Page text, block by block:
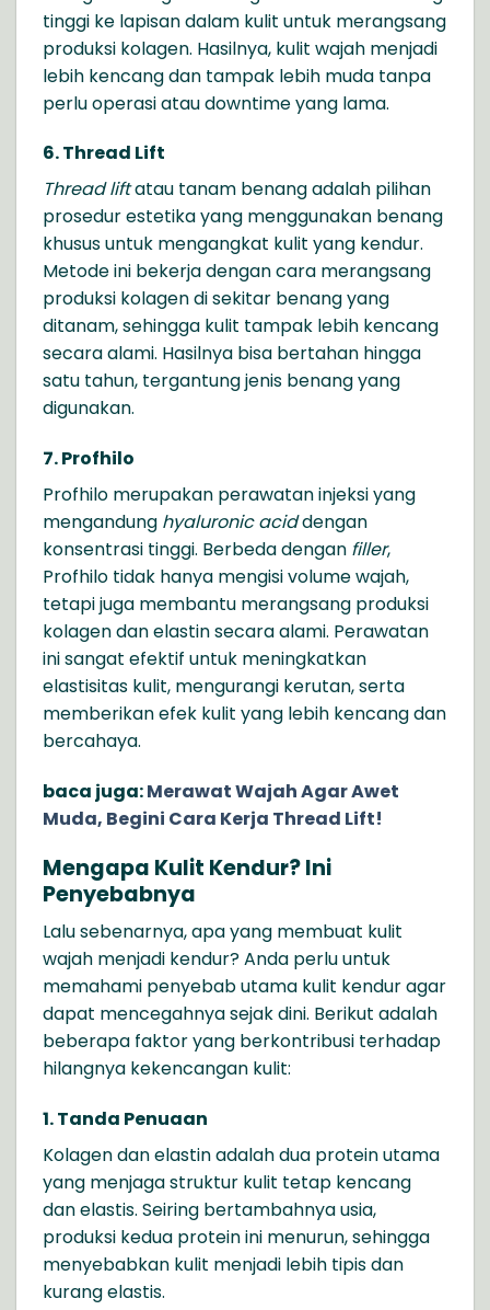
tinggi ke lapisan dalam kulit untuk merangsang
produksi kolagen. Hasilnya, kulit wajah menjadi
lebih kencang dan tampak lebih muda tanpa
perlu operasi atau downtime yang lama.
6. Thread Lift
Thread liftatau tanam benang adalah pilihan
prosedur estetika yang menggunakan benang
khusus untuk mengangkat kulit yang kendur.
Metode ini bekerja dengan cara merangsang
produksi kolagen di sekitar benang yang
ditanam, sehingga kulit tampak lebih kencang
secara alami. Hasilnya bisa bertahan hingga
satu tahun, tergantung jenis benang yang
digunakan.
7. Profhilo
Profhilo merupakan perawatan injeksi yang
mengandung hyaluronic aciddengan
konsentrasi tinggi. Berbeda dengan filler,
Profhilo tidak hanya mengisi volume wajah,
tetapi juga membantu merangsang produksi
kolagen dan elastin secara alami. Perawatan
ini sangat efektif untuk meningkatkan
elastisitas kulit, mengurangi kerutan,serta
memberikan efek kulit yang lebih kencang dan
bercahaya.
baca juga:Merawat Wajah Agar Awet
Muda, Begini Cara Kerja Thread Lift!
Mengapa Kulit Kendur? Ini
Penyebabnya
Lalu sebenarnya, apa yang membuat kulit
wajah menjadi kendur? Anda perlu untuk
memahami penyebab utama kulit kendur agar
dapat mencegahnya sejak dini. Berikut adalah
beberapa faktor yang berkontribusi terhadap
hilangnya kekencangan kulit:
1.Tanda Penuaan
Kolagen dan elastin adalah dua protein utama
yang menjaga struktur kulit tetap kencang
dan elastis. Seiring bertambahnya usia,
produksi kedua protein ini menurun, sehingga
menyebabkan kulit menjadi lebih tipis dan
kurang elastis.